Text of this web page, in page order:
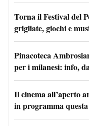
Torna il Festival del
grigliate, giochi e
Pinacoteca
per i milanesi: info,
Il cinema all’aperto
in programma